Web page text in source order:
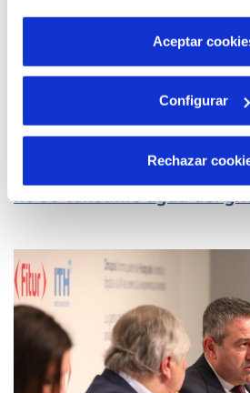
por tanto no se pueden desactivar.
más información en nuestra
Aceptar
Configurar
Rechazar
no se consume agua del